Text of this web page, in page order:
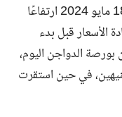
شهدت أسعار الفراخ البيضاء اليوم السبت 18 مايو 2024 ارتفاعًا
الأسعار قبل بدء
الدواجن اليوم،
في حين استقرت